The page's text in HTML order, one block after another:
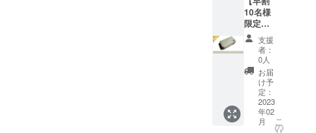
ア産牛
革) 生
産:日本
10名様
限定】
Kururi
2.0(ライ
トグ
レー)を
1点 一
般販売
予定価
格9,800
円(送
支援
者：
0人
お届
け予
定：
2023
年02
月
こ
の